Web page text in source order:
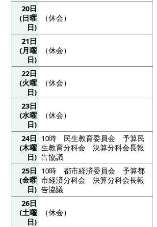
20日
(日曜
日)
（休会）
21日
(月曜
日)
（休会）
22日
(火曜
日)
（休会）
23日
(水曜
日)
（休会）
24日
(木曜
日)
10時 民生教育委員会 予算民
生教育分科会 決算分科会長報
告協議
25日
(金曜
日)
10時 都市経済委員会 予算都
市経済分科会 決算分科会長報
告協議
26日
(土曜
日)
（休会）